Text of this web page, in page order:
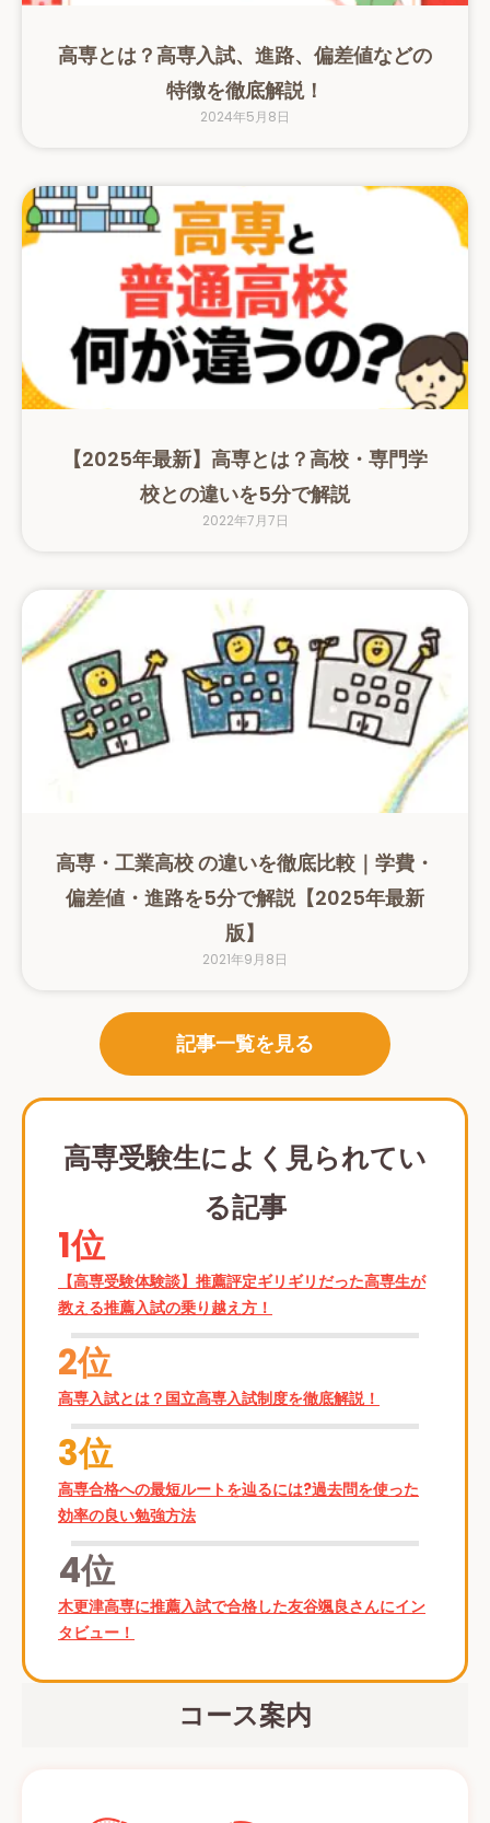
高専とは？高専入試、進路、偏差値などの
特徴を徹底解説！
2024年5月8日
【2025年最新】高専とは？高校・専門学
校との違いを5分で解説
2022年7月7日
高専・工業高校 の違いを徹底比較｜学費・
偏差値・進路を5分で解説【2025年最新
版】
2021年9月8日
記事一覧を見る
高専受験生によく見られてい
る記事
1位
【高専受験体験談】推薦評定ギリギリだった高専生が
教える推薦入試の乗り越え方！
2位
高専入試とは？国立高専入試制度を徹底解説！
3位
高専合格への最短ルートを辿るには?過去問を使った
効率の良い勉強方法
4位
木更津高専に推薦入試で合格した友谷颯良さんにイン
タビュー！
コース案内